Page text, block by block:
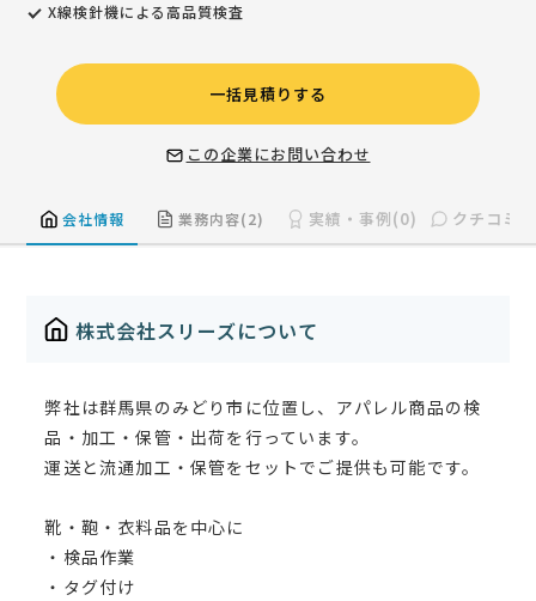
X線検針機による高品質検査
一括見積りする
この企業にお問い合わせ
会社情報 業務内容(2) 実績・事例(0) クチコミ
株式会社スリーズについて
弊社は群馬県のみどり市に位置し、アパレル商品の検
品・加工・保管・出荷を行っています。
運送と流通加工・保管をセットでご提供も可能です。
靴・鞄・衣料品を中心に
・検品作業
・タグ付け